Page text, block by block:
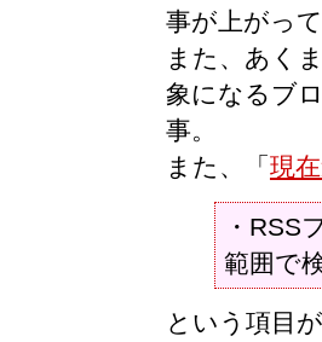
事が上がっ
また、あく
象になるブ
事。
また、「 現
・RSS
範囲で
という項目